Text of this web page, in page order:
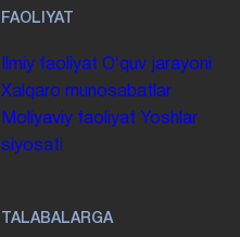
FAOLIYAT
Ilmiy faoliyat Oʻquv jarayoni
Xalqaro munosabatlar
Moliyaviy faoliyat Yoshlar
siyosati
TALABALARGA